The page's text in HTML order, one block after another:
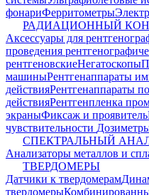
фонариФерритометры
РАДИАЦИОННЫЙ
Аксессуары для
проведения
рентгеновскиеНегатоскопы
машиныРентгенаппараты
действияРентгенаппараты
действияРентгенпленка
экраныФиксаж и проявитель
чувствительности
СПЕКТРАЛЬНЫЙ
Анализаторы металлов и
ТВЕРДОМЕРЫ
Датчики к твердомерам
твердомеры